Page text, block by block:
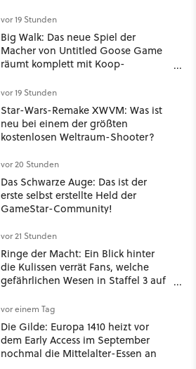
vor 19 Stunden
Big Walk: Das neue Spiel der
Macher von Untitled Goose Game
räumt komplett mit Koop-
vor 19 Stunden
Star-Wars-Remake XWVM: Was ist
neu bei einem der größten
kostenlosen Weltraum-Shooter?
vor 20 Stunden
Das Schwarze Auge: Das ist der
erste selbst erstellte Held der
GameStar-Community!
vor 21 Stunden
Ringe der Macht: Ein Blick hinter
die Kulissen verrät Fans, welche
gefährlichen Wesen in Staffel 3 auf
vor einem Tag
Die Gilde: Europa 1410 heizt vor
dem Early Access im September
nochmal die Mittelalter-Essen an